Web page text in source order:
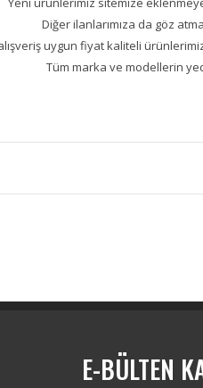
Diğer ilanlarımıza da göz
uygun fiyat kaliteli
Tüm marka ve modellerin
E-BÜLTEN